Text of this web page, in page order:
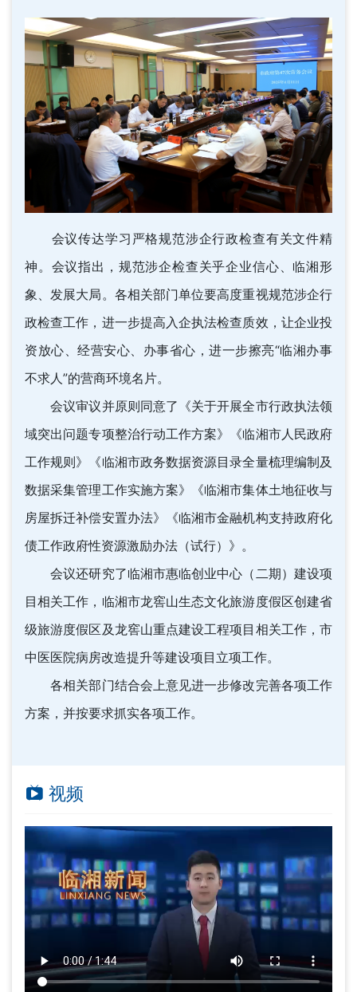
会议传达学习严格规范涉企行政检查有关文件精
神。会议指出，规范涉企检查关乎企业信心、临湘形
象、发展大局。各相关部门单位要高度重视规范涉企行
政检查工作，进一步提高入企执法检查质效，让企业投
资放心、经营安心、办事省心，进一步擦亮“临湘办事
不求人”的营商环境名片。
会议审议并原则同意了《关于开展全市行政执法领
域突出问题专项整治行动工作方案》《临湘市人民政府
工作规则》《临湘市政务数据资源目录全量梳理编制及
数据采集管理工作实施方案》《临湘市集体土地征收与
房屋拆迁补偿安置办法》《临湘市金融机构支持政府化
债工作政府性资源激励办法（试行）》。
会议还研究了临湘市惠临创业中心（二期）建设项
目相关工作，临湘市龙窖山生态文化旅游度假区创建省
级旅游度假区及龙窖山重点建设工程项目相关工作，市
中医医院病房改造提升等建设项目立项工作。
各相关部门结合会上意见进一步修改完善各项工作
方案，并按要求抓实各项工作。
视频